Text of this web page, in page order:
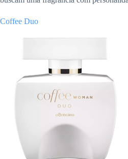
Coffee Duo